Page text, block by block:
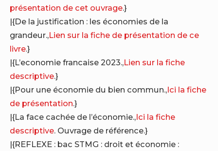
présentation de cet ouvrage.}
|{De la justification : les économies de la
grandeur.,Lien sur la fiche de présentation de ce
livre.}
|{L’economie francaise 2023.,Lien sur la fiche
descriptive.}
|{Pour une économie du bien commun.,Ici la fiche
de présentation.}
|{La face cachée de l’économie.,Ici la fiche
descriptive. Ouvrage de référence.}
|{REFLEXE : bac STMG : droit et économie :